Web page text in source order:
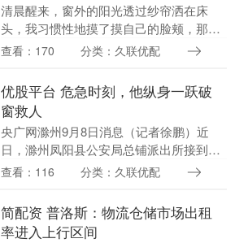
清晨醒来，窗外的阳光透过纱帘洒在床
头，我习惯性地摸了摸自己的脸颊，那种
久违的柔软触感让我愣了一下。镜子里的
也半开玩笑地问："....
查看：170 分类：久联优配
优股平台 危急时刻，他纵身一跃破
窗救人
央广网滁州9月8日消息（记者徐鹏）近
日，滁州凤阳县公安局总铺派出所接到
110紧急指令：总铺镇鹿塘村一车辆不慎
呼吸困难，情况危....
查看：116 分类：久联优配
简配资 普洛斯：物流仓储市场出租
率进入上行区间